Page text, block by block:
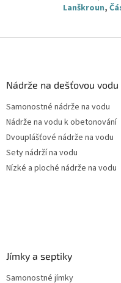
Lanškroun,
Nádrže na dešťovou vodu
Samonostné nádrže na vodu
Nádrže na vodu k obetonování
Dvouplášťové nádrže na vodu
Sety nádrží na vodu
Nízké a ploché nádrže na vodu
Jímky a septiky
Samonostné jímky